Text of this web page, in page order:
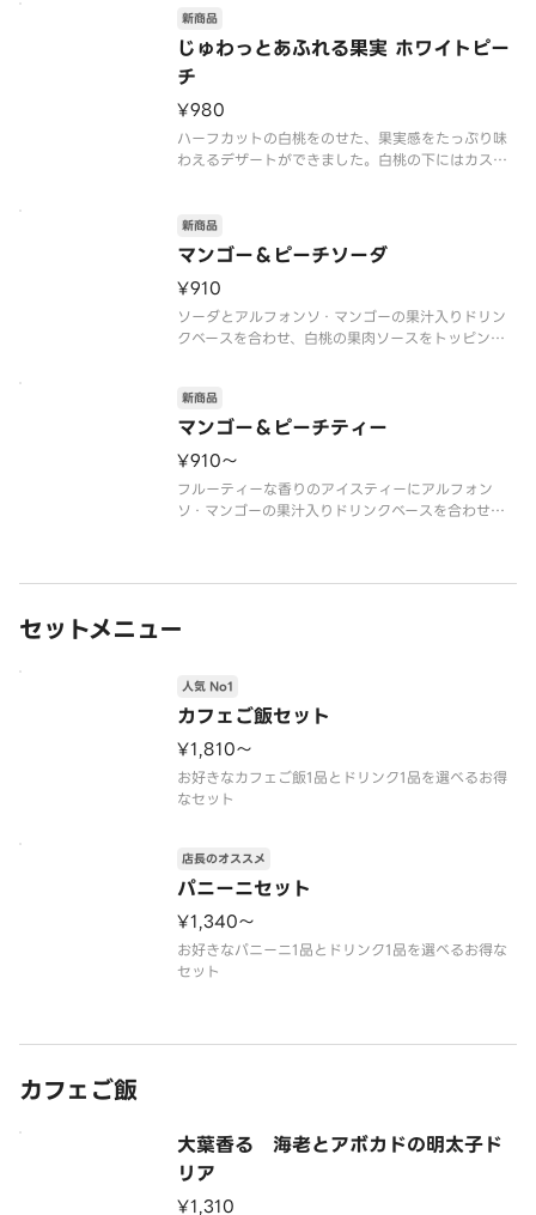
で、割る瞬間の楽しさとともに食感の違いを堪能で
きます。
新しい食感ときゅんとした
じゅわっとあふれる果実 ホワイトピー
チ
新商品
¥980
ハーフカットの白桃をのせた、果実感をたっぷり味
わえるデザートができました。白桃の下にはカスタ
にクッキーとアーモンドを敷き込んでいます。まる
で白桃にかぶりつくようなみずみ
マンゴー＆ピーチソーダ
新商品
¥910
ソーダとアルフォンソ・マンゴーの果汁入りドリン
クベースを合わせ、白桃の果肉ソースをトッピング
のアルフォンソ種マンゴーの甘い香り・酸味がバラ
ンスよく味わえます。白桃の芳醇
マンゴー＆ピーチティー
新商品
¥910〜
フルーティーな香りのアイスティーにアルフォン
ソ・マンゴーの果汁入りドリンクベースを合わせ、
セットメニュー
カフェご飯セット
人気 No1
¥1,810〜
お好きなカフェご飯1品とドリンク1品を選べるお得
なセット
パニーニセット
店長のオススメ
¥1,340〜
お好きなパニーニ1品とドリンク1品を選べるお得な
セット
カフェご飯
大葉香る 海老とアボカドの明太子ド
リア
¥1,310